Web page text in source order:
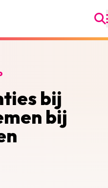
bij
bij